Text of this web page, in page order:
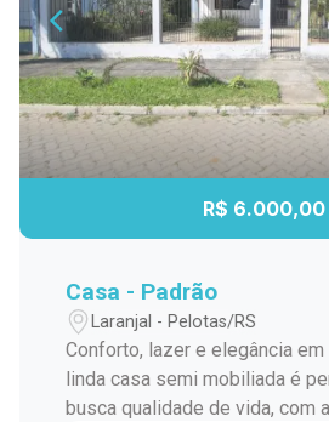
R$ 6.000,00
Casa - Padrão
Laranjal - Pelotas/RS
Conforto, lazer e elegância
linda casa semi mobiliada é
busca qualidade de vida, com